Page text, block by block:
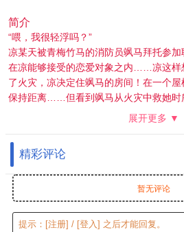
简介
“喂，我很轻浮吗？”
凉某天被青梅竹马的消防员飒马拜托参
在凉能够接受的恋爱对象之内……凉这样
了火灾，凉决定住飒马的房间！在一个
保持距离……但看到飒马从火灾中救她时
经…无法拒绝——
展开更多 ▼
精彩评论
暂无评论
提示： [注册] / [登入] 之后才能回复。